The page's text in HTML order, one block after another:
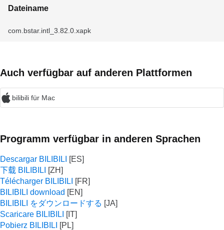
Dateiname
com.bstar.intl_3.82.0.xapk
Auch verfügbar auf anderen Plattformen
bilibili für Mac
Programm verfügbar in anderen Sprachen
Descargar BILIBILI
下载 BILIBILI
Télécharger BILIBILI
BILIBILI download
BILIBILI をダウンロードする
Scaricare BILIBILI
Pobierz BILIBILI